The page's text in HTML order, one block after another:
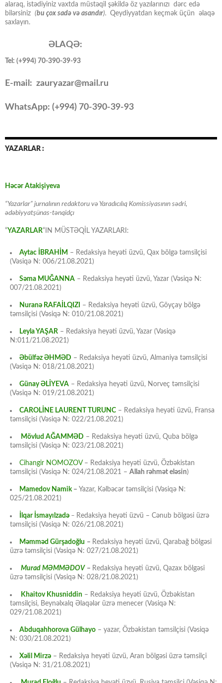
alaraq, istədiyiniz vaxtda müstəqil şəkildə öz yazılarınızı dərc edə
bilərsiniz (bu çox sadə və asandır). Qeydiyyatdan keçmək üçün əlaqə
saxlayın.
ƏLAQƏ:
Tel: (+994) 70-390-39-93
E-mail: zauryazar@mail.ru
WhatsApp: (+994) 70-390-39-93
YAZARLAR :
Həcər Atakişiyeva
“Yazarlar” jurnalının redaktoru və Yaradıcılıq Komissiyasının sədri,
ədəbiyyatşünas-tənqidçı
“YAZARLAR“IN MÜSTƏQİL YAZARLARI:
Aytac İBRAHİM – Redaksiya heyəti üzvü, Qax bölgə təmsilçisi
(Vəsiqə N: 006/21.08.2021)
Səma MUĞANNA – Redaksiya heyəti üzvü, Yazar (Vəsiqə N:
007/21.08.2021)
Nuranə RAFAİLQIZI
– Redaksiya heyəti üzvü, Göyçay bölgə
təmsilçisi (Vəsiqə N: 010/21.08.2021)
Leyla YAŞAR – Redaksiya heyəti üzvü, Yazar (Vəsiqə
N:011/21.08.2021)
Əbülfəz ƏHMƏD – Redaksiya heyəti üzvü, Almaniya təmsilçisi
(Vəsiqə N: 018/21.08.2021)
Günay ƏLİYEVA – Redaksiya heyəti üzvü, Norveç təmsilçisi
(Vəsiqə N: 019/21.08.2021)
CAROLİNE LAURENT TURUNC – Redaksiya heyəti üzvü, Fransa
təmsilçisi (Vəsiqə N: 022/21.08.2021)
Mövlud AĞAMMƏD – Redaksiya heyəti üzvü, Quba bölgə
təmsilçisi (Vəsiqə N: 023/21.08.2021)
Cihangir NOMOZOV– Redaksiya heyəti üzvü, Özbəkistan
təmsilçisi (Vəsiqə N: 024/21.08.2021 – Allah rəhmət eləsin)
Mamedov Namik– Yazar, Kəlbəcər təmsilçisi (Vəsiqə N:
025/21.08.2021)
İlqar İsmayılzadə – Redaksiya heyəti üzvü – Cənub bölgəsi üzrə
təmsilçisi (Vəsiqə N: 026/21.08.2021)
Məmməd Gürşadoğlu – Redaksiya heyəti üzvü, Qarabağ bölgəsi
üzrə təmsilçisi (Vəsiqə N: 027/21.08.2021)
Murad MƏMMƏDOV – Redaksiya heyəti üzvü, Qazax bölgəsi
üzrə təmsilçisi (Vəsiqə N: 028/21.08.2021)
Khaitov Khusniddin – Redaksiya heyəti üzvü, Özbəkistan
təmsilçisi, Beynəlxalq Əlaqələr üzrə menecer (Vəsiqə N:
029/21.08.2021)
Abduqahhorova Gülhayo – yazar, Özbəkistan təmsilçisi (Vəsiqə
N: 030/21.08.2021)
Xəlil Mirzə – Redaksiya heyəti üzvü, Aran bölgəsi üzrə təmsilçi
(Vəsiqə N: 31/21.08.2021)